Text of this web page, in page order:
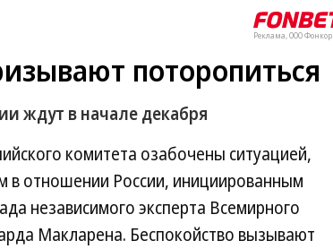
Реклама, ООО Фонкор
поторопиться
ждут в начале декабря
комитета озабочены ситуацией,
в отношении России, инициированным
независимого эксперта Всемирного
Макларена. Беспокойство вызывают